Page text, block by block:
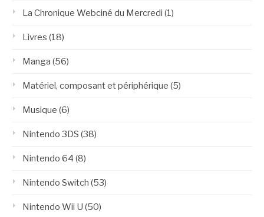
La Chronique Webciné du Mercredi (1)
Livres (18)
Manga (56)
Matériel, composant et périphérique (5)
Musique (6)
Nintendo 3DS (38)
Nintendo 64 (8)
Nintendo Switch (53)
Nintendo Wii U (50)